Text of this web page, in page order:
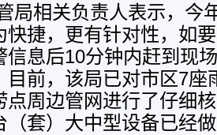
局相关负责人表示，今
快捷，更有针对性，如
信息后10分钟内赶到现
目前，该局已对市区7座
点周边管网进行了仔细
（套）大中型设备已经